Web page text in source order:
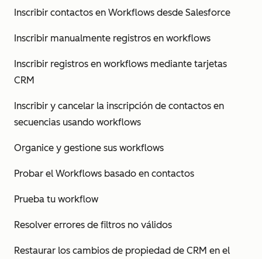
Inscribir contactos en Workflows desde Salesforce
Inscribir manualmente registros en workflows
Inscribir registros en workflows mediante tarjetas
CRM
Inscribir y cancelar la inscripción de contactos en
secuencias usando workflows
Organice y gestione sus workflows
Probar el Workflows basado en contactos
Prueba tu workflow
Resolver errores de filtros no válidos
Restaurar los cambios de propiedad de CRM en el